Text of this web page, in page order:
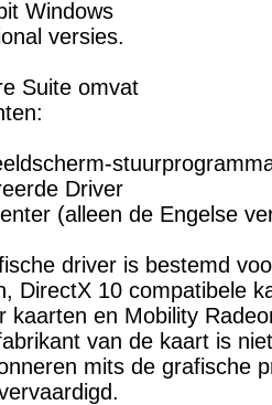
Windows
versies.
Suite omvat
Driver
(alleen de Engelse
driver is bestemd
DirectX 10 compatibele
kaarten en Mobility
van de kaart is
mits de grafische